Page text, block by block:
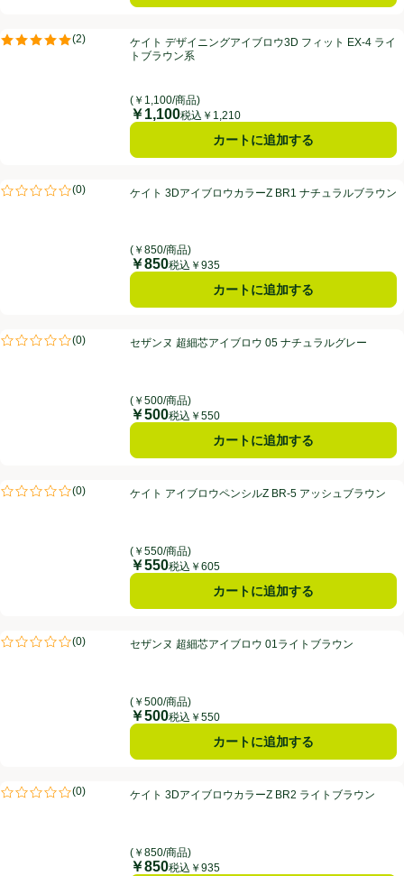
ケイト デザイニングアイブロウ3D フィット EX-4 ライトブラウン系
(2)
評価は2件のレビューで5点中5.0点。ケイト デザイニングアイブロウ3D フィット EX-4 ライ
トブラウン系
(￥1,100/商品)
価格
￥1,100税込￥1,210
カートに追加する
ケイト 3DアイブロウカラーZ BR1 ナチュラルブラウン
(0)
評価は0件のレビューで5点中0.0点。ケイト 3DアイブロウカラーZ BR1 ナチュラルブラウン
(￥850/商品)
価格
￥850税込￥935
カートに追加する
セザンヌ 超細芯アイブロウ 05 ナチュラルグレー
(0)
評価は0件のレビューで5点中0.0点。セザンヌ 超細芯アイブロウ 05 ナチュラルグレー
(￥500/商品)
価格
￥500税込￥550
カートに追加する
ケイト アイブロウペンシルZ BR-5 アッシュブラウン
(0)
評価は0件のレビューで5点中0.0点。ケイト アイブロウペンシルZ BR-5 アッシュブラウン
(￥550/商品)
価格
￥550税込￥605
カートに追加する
セザンヌ 超細芯アイブロウ 01ライトブラウン
(0)
評価は0件のレビューで5点中0.0点。セザンヌ 超細芯アイブロウ 01ライトブラウン
(￥500/商品)
価格
￥500税込￥550
カートに追加する
ケイト 3DアイブロウカラーZ BR2 ライトブラウン
(0)
評価は0件のレビューで5点中0.0点。ケイト 3DアイブロウカラーZ BR2 ライトブラウン
(￥850/商品)
価格
￥850税込￥935